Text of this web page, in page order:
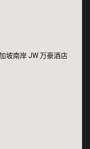
坡南岸 JW 万豪酒店
坡南岸 JW 万豪酒店